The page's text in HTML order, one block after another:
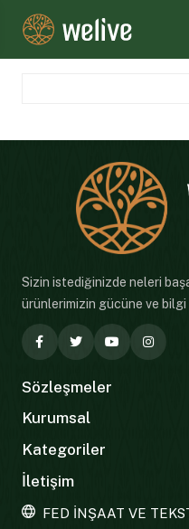
Sizin istediğinizde neleri
ürünlerimizin gücüne ve bilgi
Sözleşmeler
Kurumsal
Kategoriler
İletişim
FED İNŞAAT VE